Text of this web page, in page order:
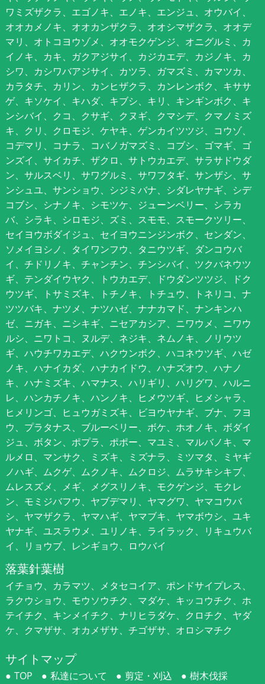
ワミズザクラ、エゴノキ、エノキ、エンジュ、オウバイ、
オオカメノキ、オオカンザクラ、オオシマザクラ、オオデ
マリ、オトコヨウゾメ、オオモクゲンジ、オニグルミ、カ
イノキ、カキ、ガクアジサイ、カジカエデ、カジノキ、カ
シワ、カシワバアジサイ、カツラ、ガマズミ、カマツカ、
カラタチ、カリン、カンヒザクラ、カンレンボク、キササ
ゲ、キソケイ、キハダ、キブシ、キリ、キンギンボク、キ
ンシバイ、クコ、クサギ、クヌギ、クマシデ、クマノミズ
キ、クリ、クロモジ、ケヤキ、ゲンカイツツジ、コウゾ、
コデマリ、コナラ、コバノガマズミ、コブシ、ゴマギ、ゴ
ンズイ、サイカチ、ザクロ、サトウカエデ、サラサドウダ
ン、サルスベリ、サワグルミ、サワフタギ、サンザシ、サ
ンシュユ、サンショウ、シジミバナ、シダレヤナギ、シデ
コブシ、シナノキ、シモツケ、ジューンベリー、シラカ
バ、シラキ、シロモジ、ズミ、スモモ、スモークツリー、
セイヨウボダイジュ、セイヨウニンジンボク、センダン、
ソメイヨシノ、タイワンフウ、タニウツギ、ダンコウバ
イ、チドリノキ、チャンチン、チンシバイ、ツクバネウツ
ギ、テンダイウヤク、トウカエデ、ドウダンツツジ、ドク
ウツギ、トサミズキ、トチノキ、トチュウ、トネリコ、ナ
ツツバキ、ナツメ、ナツハゼ、ナナカマド、ナンキンハ
ゼ、ニガキ、ニシキギ、ニセアカシア、ニワウメ、ニワウ
ルシ、ニワトコ、ヌルデ、ネジキ、ネムノキ、ノリウツ
ギ、ハウチワカエデ、ハクウンボク、ハコネウツギ、ハゼ
ノキ、ハナイカダ、ハナカイドウ、ハナズオウ、ハナノ
キ、ハナミズキ、ハマナス、ハリギリ、ハリグワ、ハルニ
レ、ハンカチノキ、ハンノキ、ヒメウツギ、ヒメシャラ、
ヒメリンゴ、ヒュウガミズキ、ビヨウヤナギ、ブナ、フヨ
ウ、プラタナス、ブルーベリー、ボケ、ホオノキ、ボダイ
ジュ、ボタン、ポプラ、ポポー、マユミ、マルバノキ、マ
ルメロ、マンサク、ミズキ、ミズナラ、ミツマタ、ミヤギ
ノハギ、ムクゲ、ムクノキ、ムクロジ、ムラサキシキブ、
ムレスズメ、メギ、メグスリノキ、モクゲンジ、モクレ
ン、モミジバフウ、ヤブデマリ、ヤマグワ、ヤマコウバ
シ、ヤマザクラ、ヤマハギ、ヤマブキ、ヤマボウシ、ユキ
ヤナギ、ユスラウメ、ユリノキ、ライラック、リキュウバ
イ、リョウブ、レンギョウ、ロウバイ
落葉針葉樹
イチョウ、カラマツ、メタセコイア、ポンドサイプレス、
ラクウショウ、モウソウチク、マダケ、キッコウチク、ホ
テイチク、キンメイチク、ナリヒラダケ、クロチク、ヤダ
ケ、クマザサ、オカメザサ、チゴザサ、オロシマチク
サイトマップ
TOP 私達について 剪定・刈込 樹木伐採